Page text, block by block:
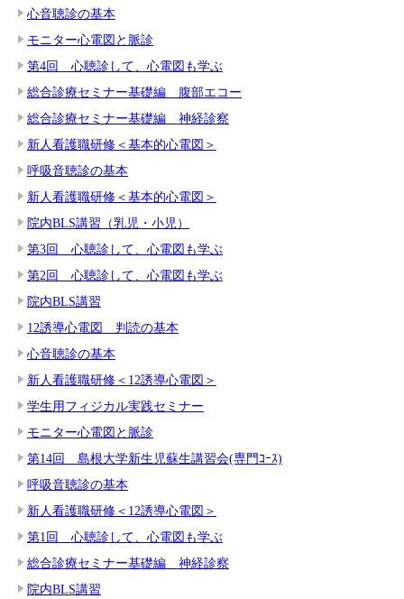
心音聴診の基本
モニター心電図と脈診
第4回 心聴診して、心電図も学ぶ
総合診療セミナー基礎編 腹部エコー
総合診療セミナー基礎編 神経診察
新人看護職研修＜基本的心電図＞
呼吸音聴診の基本
新人看護職研修＜基本的心電図＞
院内BLS講習（乳児・小児）
第3回 心聴診して、心電図も学ぶ
第2回 心聴診して、心電図も学ぶ
院内BLS講習
12誘導心電図 判読の基本
心音聴診の基本
新人看護職研修＜12誘導心電図＞
学生用フィジカル実践セミナー
モニター心電図と脈診
第14回 島根大学新生児蘇生講習会(専門ｺｰｽ)
呼吸音聴診の基本
新人看護職研修＜12誘導心電図＞
第1回 心聴診して、心電図も学ぶ
総合診療セミナー基礎編 神経診察
院内BLS講習